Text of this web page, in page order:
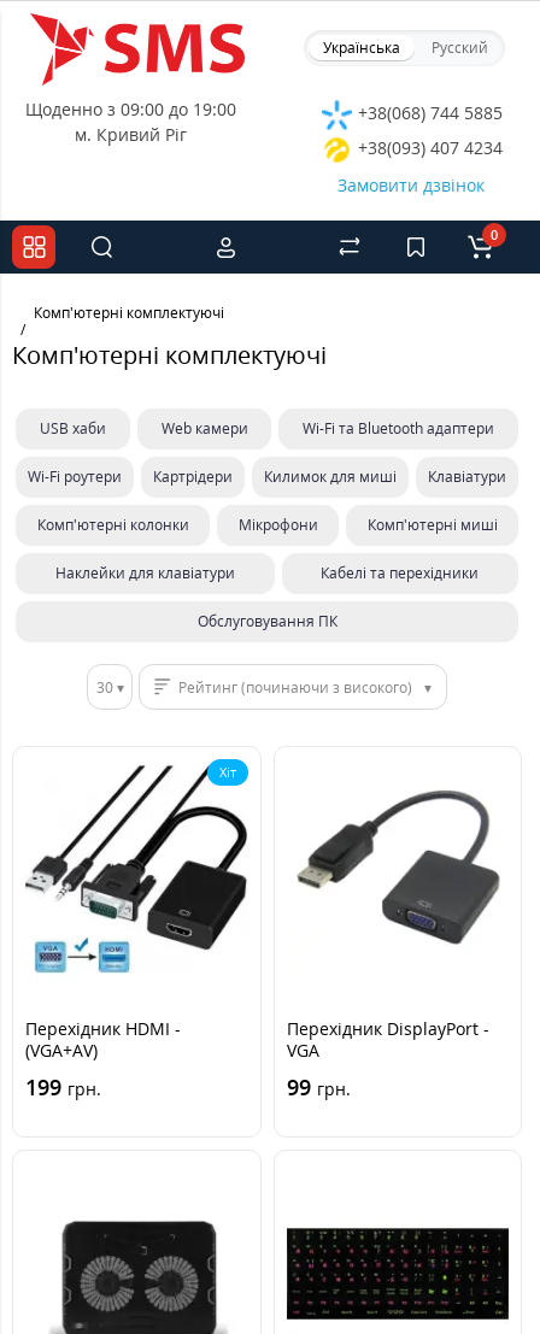
Українська Русский
Щоденно з 09:00 до 19:00
м. Кривий Ріг
+38(068) 744 5885
+38(093) 407 4234
Замовити дзвінок
0
Комп'ютерні комплектуючі
Комп'ютерні комплектуючі
USB хаби Web камери Wi-Fi та Bluetooth адаптери
Wi-Fi роутери Картрідери Килимок для миші Клавіатури
Комп'ютерні колонки Мікрофони Комп'ютерні миші
Наклейки для клавіатури Кабелі та перехідники
Обслуговування ПК
30 Рейтинг (починаючи з високого)
Хіт
Перехідник HDMI -
(VGA+AV)
199 грн.
Перехідник DisplayPort -
VGA
99 грн.